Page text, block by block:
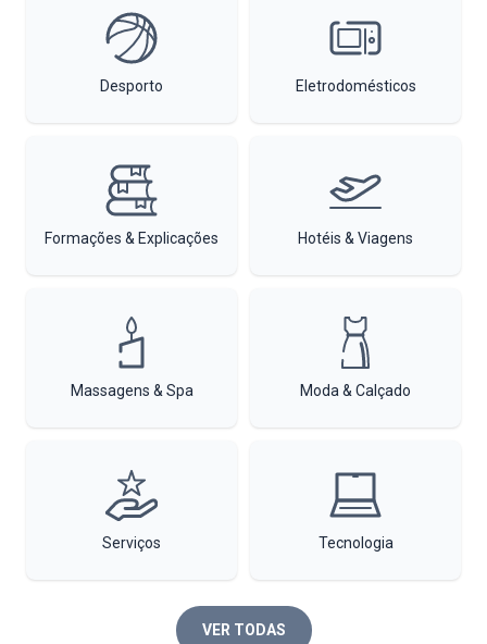
Desporto Eletrodomésticos
Formações & Explicações Hotéis & Viagens
Massagens & Spa Moda & Calçado
Serviços Tecnologia
VER TODAS